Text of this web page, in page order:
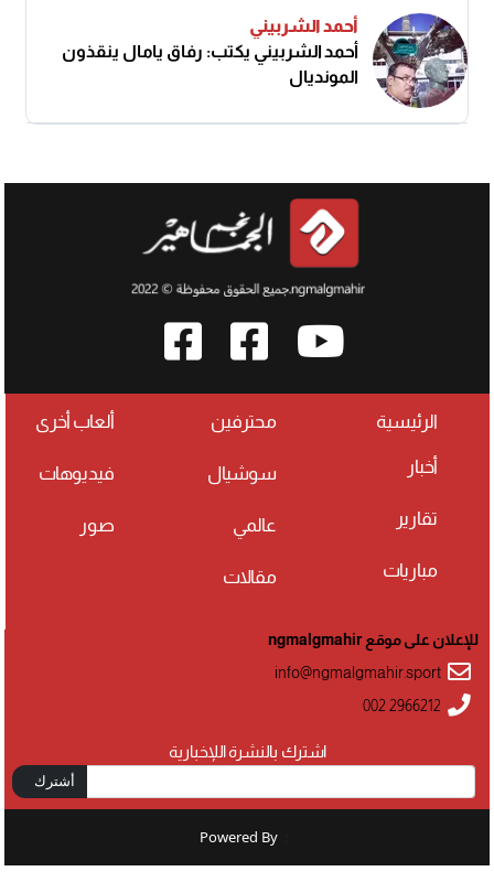
أحمد الشربيني
أحمد الشربيني يكتب: رفاق يامال ينقذون
المونديال
الرئيسية
أخبار
تقارير
مباريات
محترفين
سوشيال
عالمي
مقالات
ألعاب أخرى
فيديوهات
صور
اشترك بالنشرة اللإخبارية
أشترك
للإعلان على موقع ngmalgmahir
info@ngmalgmahir.sport
002 2966212
Powered By